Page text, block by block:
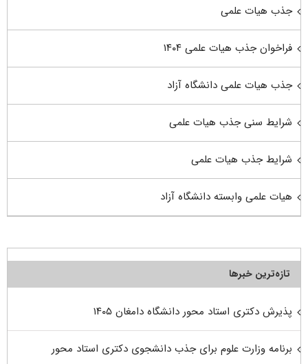
جذب هیات علمی
فراخوان جذب هیات علمی ۱۴۰۴
جذب هیات علمی دانشگاه آزاد
شرایط سنی جذب هیات علمی
شرایط جذب هیات علمی
هیات علمی وابسته دانشگاه آزاد
تازه‌ترین خبرها
پذیرش دکتری استاد محور دانشگاه دامغان ۱۴۰۵
برنامه وزارت علوم برای جذب دانشجوی دکتری استاد محور